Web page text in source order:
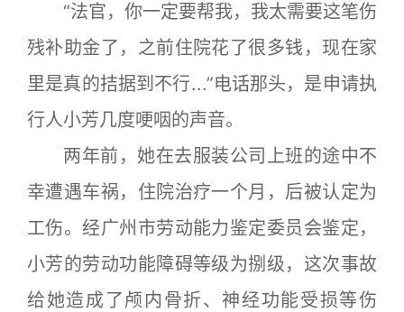
“法官，你一定要帮我，我太需要这笔伤
残补助金了，之前住院花了很多钱，现在家
里是真的拮据到不行...”电话那头，是申请执
行人小芳几度哽咽的声音。
两年前，她在去服装公司上班的途中不
幸遭遇车祸，住院治疗一个月，后被认定为
工伤。经广州市劳动能力鉴定委员会鉴定，
小芳的劳动功能障碍等级为捌级，这次事故
给她造成了颅内骨折、神经功能受损等伤